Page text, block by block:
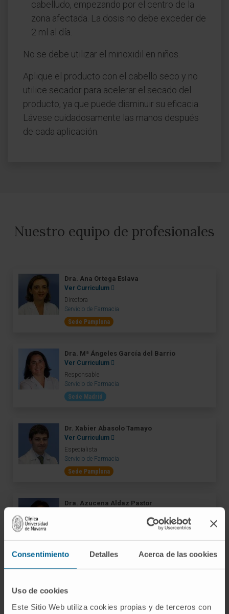
Consentimiento Detalles Acerca de las cookies
Uso de cookies
Este Sitio Web utiliza cookies propias y de terceros con
cabelludo, empezando por el centro de la
zona afectada. La dosis no debe exceder de
2 ml al día.
No se debe utilizar el minoxidil en niños.
Aplique el producto con el cabello seco y no
utilice secador para acelerar el secado del
producto, ya que puede disminuir su eficacia.
Lávese cuidadosamente las manos después
de cada aplicación.
Nuestro equipo de profesionales
Dra. Ana Ortega Eslava
Ver Curriculum
Directora
Servicio de Farmacia
Sede Pamplona
Dra. Mª Ángeles García del Barrio
Ver Curriculum
Responsable
Servicio de Farmacia
Sede Madrid
Dr. Xabier Abasolo Tamayo
Ver Curriculum
Especialista
Servicio de Farmacia
Sede Pamplona
Dra. Azucena Aldaz Pastor
Ver Curriculum
Servicio de Farmacia